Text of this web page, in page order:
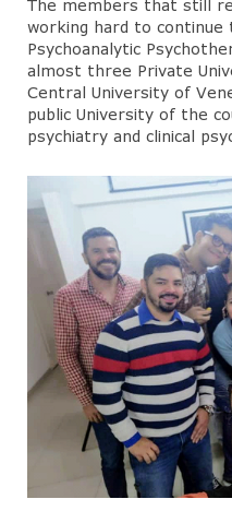
The members that still
working hard to continue
Psychoanalytic
almost three Private
Central University of
public University of the
psychiatry and clinical